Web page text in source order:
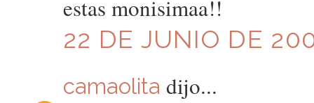
estas monisimaa!!
22 DE JUNIO DE
camaolita dijo...